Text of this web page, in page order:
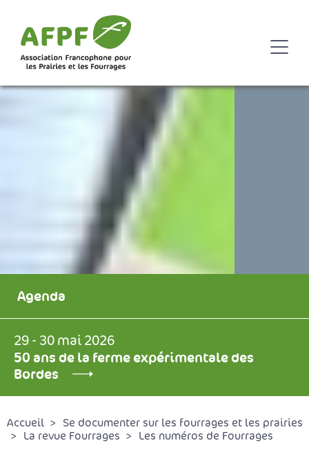
Agenda
29 - 30 mai 2026
50 ans de la ferme expérimentale des
Bordes
Accueil
Se documenter sur les fourrages et les prairies
La revue Fourrages
Les numéros de Fourrages